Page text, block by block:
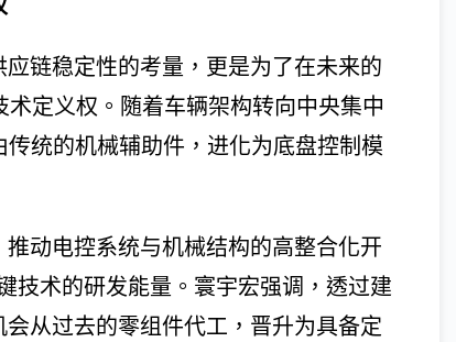
链稳定性的考量，更是为了在未来的
术定义权。随着车辆架构转向中央集中
统的机械辅助件，进化为底盘控制模
动电控系统与机械结构的高整合化开
技术的研发能量。寰宇宏强调，透过建
从过去的零组件代工，晋升为具备定